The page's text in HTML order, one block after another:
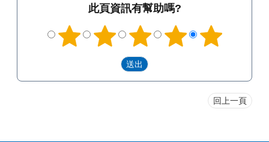
此頁資訊有幫助嗎?
回上一頁